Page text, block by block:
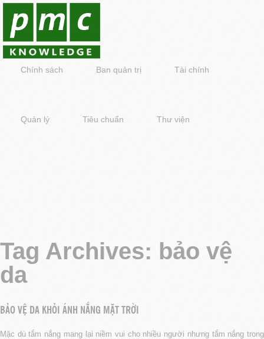
Chính sách Ban quản trị Tài chính
Quản lý Tiêu chuẩn Thư viện
Tag Archives: bảo vệ
da
BẢO VỆ DA KHỎI ÁNH NẮNG MẶT TRỜI
Mặc dù tắm nắng mang lại niềm vui cho nhiều người nhưng tắm nắng trong